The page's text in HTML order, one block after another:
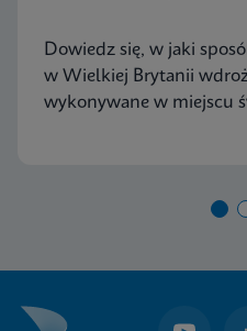
poprawiają
pacjenta
Dowiedz się, w jaki
w Wielkiej Brytanii
wykonywane w miejscu